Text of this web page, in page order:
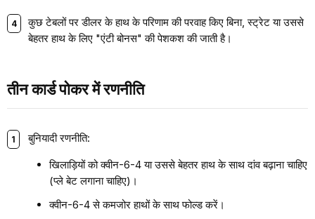
कुछ टेबलों पर डीलर के हाथ के परिणाम की परवाह किए बिना, स्ट्रेट या उससे
बेहतर हाथ के लिए "एंटी बोनस" की पेशकश की जाती है।
तीन कार्ड पोकर में रणनीति
बुनियादी रणनीति:
खिलाड़ियों को क्वीन-6-4 या उससे बेहतर हाथ के साथ दांव बढ़ाना चाहिए
(प्ले बेट लगाना चाहिए)।
क्वीन-6-4 से कमजोर हाथों के साथ फोल्ड करें।